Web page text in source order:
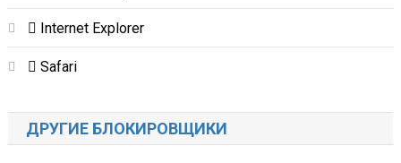
Internet Explorer
Safari
ДРУГИЕ БЛОКИРОВЩИКИ